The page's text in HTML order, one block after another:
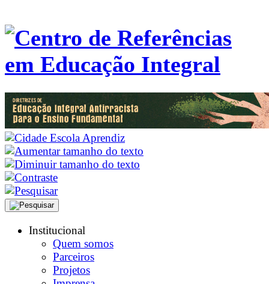
Institucional
Quem somos
Parceiros
Projetos